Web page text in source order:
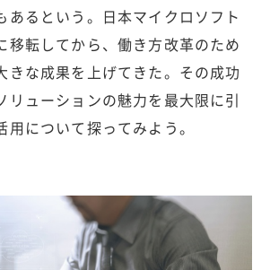
あるという。日本マイクロソフト
移転してから、働き方改革のため
きな成果を上げてきた。その成功
リューションの魅力を最大限に引
用について探ってみよう。